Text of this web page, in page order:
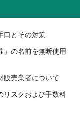
口とその対策
」の名前を無断使用
販売業者について
リスクおよび手数料